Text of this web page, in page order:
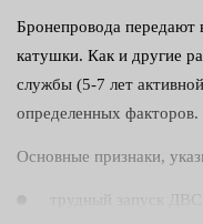
Бронепровода передают
катушки. Как и другие
службы (5-7 лет
определенных факторов.
Основные признаки,
трудный запуск